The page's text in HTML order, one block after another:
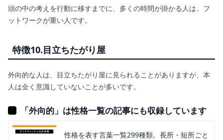
頭の中の考えを行動に移すまでに、多くの時間が掛かる人は、フ
ットワークが重い人です。
特徴10.目立ちたがり屋
外向的な人は、目立ちたがり屋に見られることがありますが、本
人は全く意識していないことが多いです。
「外向的」は性格一覧の記事にも収録しています
性格を表す言葉一覧299種類。長所・短所ごと